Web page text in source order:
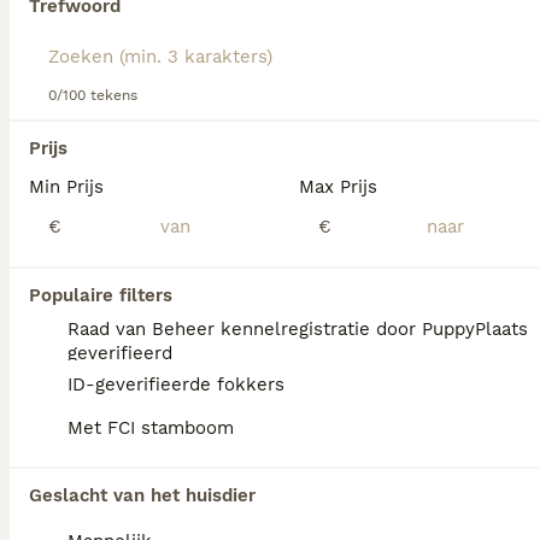
Trefwoord
0/100 tekens
Prijs
Min Prijs
€
Max Prijs
€
Populaire filters
Raad van Beheer kennelregistratie door PuppyPlaats
geverifieerd
ID-geverifieerde fokkers
Met FCI stamboom
Geslacht van het huisdier
informatie over dit hondenras.
We hebben 0 Petit Basset Griffon Vendéen
Als je toekomstige resultaten wil zien voor deze
exacte zoekopdracht, sla dan je zoekopdracht op en
vind jouw perfecte hond:
Zoekopdracht bewaren
FAQ's
Wat kost een petit basset
griffon vendéen?
Een Petit Basset Griffon Vendéen pup vraagt